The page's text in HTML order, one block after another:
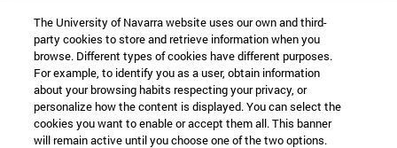
The University of Navarra website uses our own and third-
party cookies to store and retrieve information when you
browse. Different types of cookies have different purposes.
For example, to identify you as a user, obtain information
about your browsing habits respecting your privacy, or
personalize how the content is displayed. You can select the
cookies you want to enable or accept them all. This banner
will remain active until you choose one of the two options.